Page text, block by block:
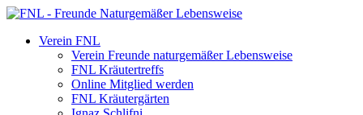
Verein FNL
Verein Freunde naturgemäßer Lebensweise
FNL Kräutertreffs
Online Mitglied werden
FNL Kräutergärten